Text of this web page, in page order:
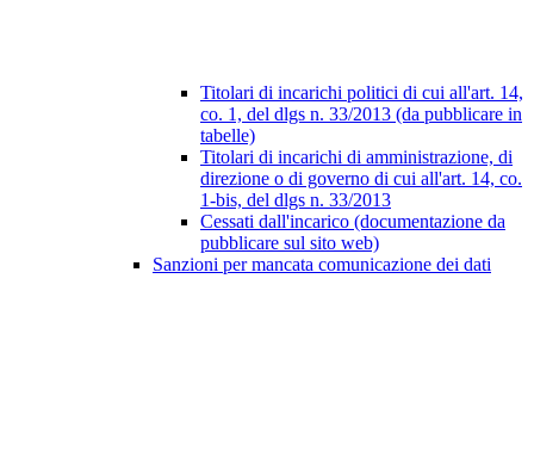
Titolari di incarichi politici di cui all'art. 14,
co. 1, del dlgs n. 33/2013 (da pubblicare in
tabelle)
Titolari di incarichi di amministrazione, di
direzione o di governo di cui all'art. 14, co.
1-bis, del dlgs n. 33/2013
Cessati dall'incarico (documentazione da
pubblicare sul sito web)
Sanzioni per mancata comunicazione dei dati